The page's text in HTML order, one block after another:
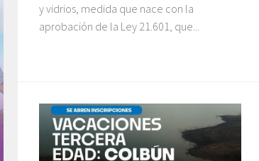
y vidrios, medida que nace con la
aprobación de la Ley 21.601, que...